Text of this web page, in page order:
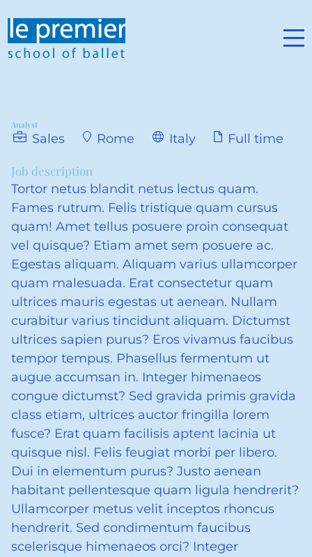
Analyst
Sales Rome Italy Full time
Job description
Tortor netus blandit netus lectus quam.
Fames rutrum. Felis tristique quam cursus
quam! Amet tellus posuere proin consequat
vel quisque? Etiam amet sem posuere ac.
Egestas aliquam. Aliquam varius ullamcorper
quam malesuada. Erat consectetur quam
ultrices mauris egestas ut aenean. Nullam
curabitur varius tincidunt aliquam. Dictumst
ultrices sapien purus? Eros vivamus faucibus
tempor tempus. Phasellus fermentum ut
augue accumsan in. Integer himenaeos
congue dictumst? Sed gravida primis gravida
class etiam, ultrices auctor fringilla lorem
fusce? Erat quam facilisis aptent lacinia ut
quisque nisl. Felis feugiat morbi per libero.
Dui in elementum purus? Justo aenean
habitant pellentesque quam ligula hendrerit?
Ullamcorper metus velit inceptos rhoncus
hendrerit. Sed condimentum faucibus
scelerisque himenaeos orci? Integer